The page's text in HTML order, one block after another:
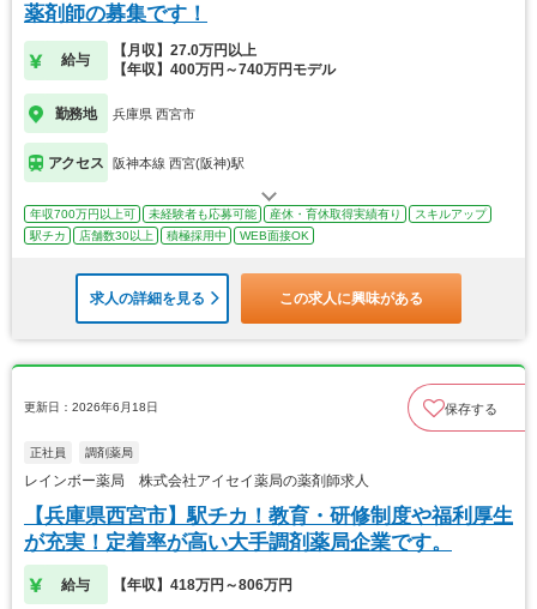
薬剤師の募集です！
給与
【月収】27.0万円以上
【年収】400万円～740万円モデル
勤務地 兵庫県 西宮市
アクセス 阪神本線 西宮(阪神)駅
年収700万円以上可 未経験者も応募可能 産休・育休取得実績有り
スキルアップ
駅チカ
店舗数30以上 積極採用中 WEB面接OK
求人の詳細を見る この求人に興味がある
更新日：2026年6月18日 保存する
正社員 調剤薬局
レインボー薬局 株式会社アイセイ薬局の薬剤師求人
【兵庫県西宮市】駅チカ！教育・研修制度や福利厚生
が充実！定着率が高い大手調剤薬局企業です。
給与 【年収】418万円～806万円